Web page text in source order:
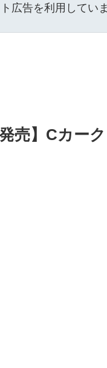
広告を利用してい
売】Cカー